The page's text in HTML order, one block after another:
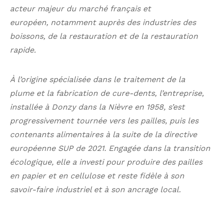
acteur majeur du marché français et
européen, notamment auprès des industries des
boissons, de la restauration et de la restauration
rapide.
À l’origine spécialisée dans le traitement de la
plume et la fabrication de cure-dents, l’entreprise,
installée à Donzy dans la Nièvre en 1958, s’est
progressivement tournée vers les pailles, puis les
contenants alimentaires à la suite de la directive
européenne SUP de 2021. Engagée dans la transition
écologique, elle a investi pour produire des pailles
en papier et en cellulose et reste fidèle à son
savoir-faire industriel et à son ancrage local.